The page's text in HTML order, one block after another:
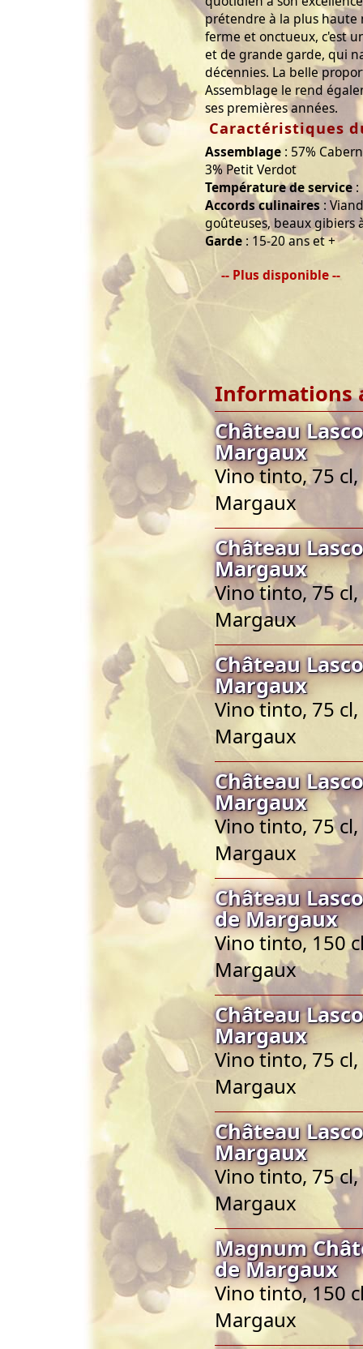
prétendre à la plus haute
ferme et onctueux, c'est
et de grande garde, qui
décennies. La belle
Assemblage le rend
ses premières années.
Caractéristiques
Assemblage : 57%
3% Petit Verdot
Température de service :
Accords culinaires :
goûteuses, beaux gibiers
Garde : 15-20 ans et +
-- Plus disponible --
Informations
Château
Margaux
Vino tinto, 75
Margaux
Château
Margaux
Vino tinto, 75
Margaux
Château
Margaux
Vino tinto, 75
Margaux
Château
Margaux
Vino tinto, 75
Margaux
Château
de Margaux
Vino tinto, 150
Margaux
Château
Margaux
Vino tinto, 75
Margaux
Château
Margaux
Vino tinto, 75
Margaux
Magnum
de Margaux
Vino tinto, 150
Margaux